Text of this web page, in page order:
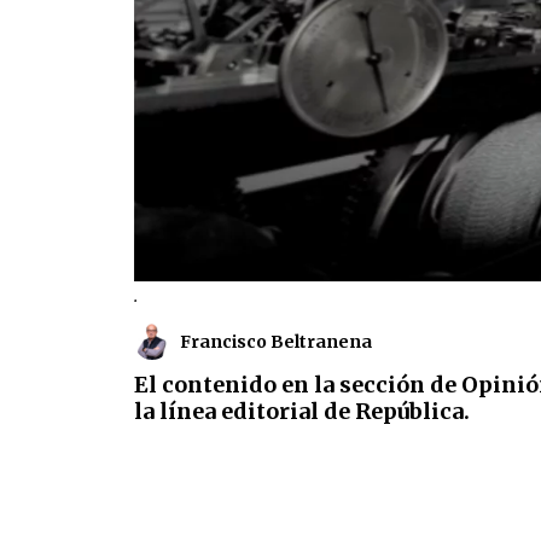
.
Francisco Beltranena
El contenido en la sección de
la línea editorial de República.